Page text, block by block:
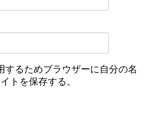
するためブラウザーに自分の名
トを保存する。